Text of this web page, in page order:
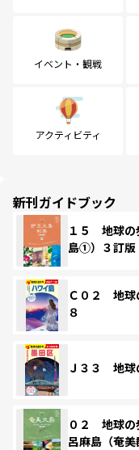
イベント・観戦
アクティビティ
新刊ガイドブック
１５ 地球
島①）３訂版
Ｃ０２ 地球
８
Ｊ３３ 地
０２ 地球
呂麻島（奄